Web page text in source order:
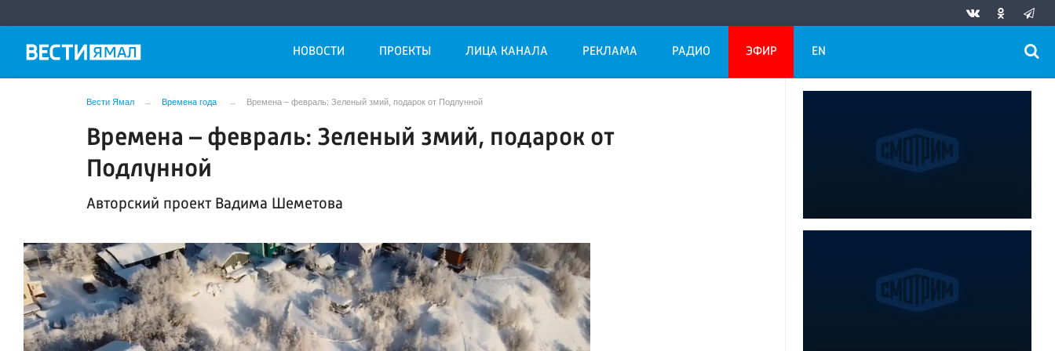
НОВОСТИ ПРОЕКТЫ ЛИЦА КАНАЛА РЕКЛАМА РАДИО ЭФИР EN
Вести Ямал Времена года Времена – февраль: Зеленый змий, подарок от Подлунной
Времена – февраль: Зеленый змий, подарок от
Подлунной
Авторский проект Вадима Шеметова